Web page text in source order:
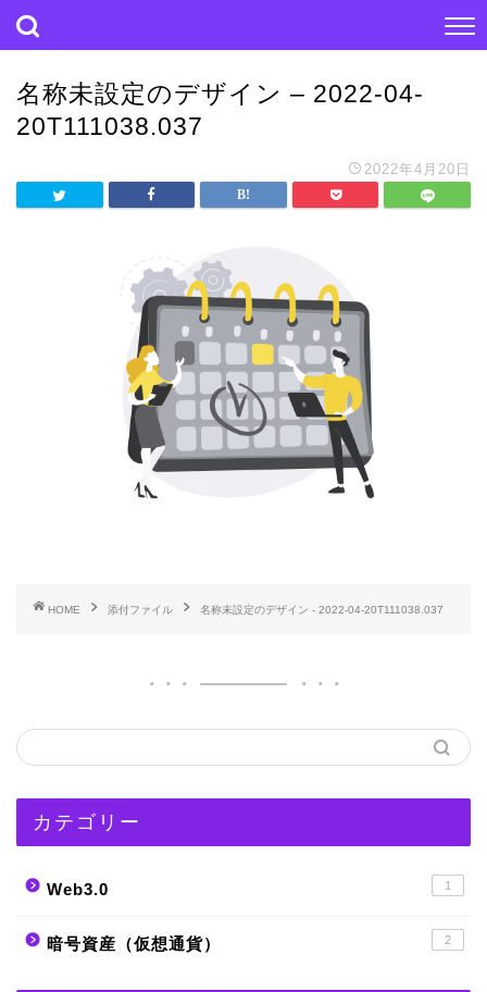
名称未設定のデザイン – 2022-04-
20T111038.037
2022年4月20日
HOME 添付ファイル 名称未設定のデザイン - 2022-04-20T111038.037
カテゴリー
Web3.0 1
暗号資産（仮想通貨） 2